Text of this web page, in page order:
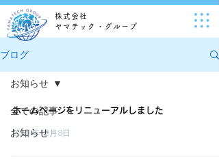
株式会社
ヤマテック・グループ
ブログ
全ての記事
お知らせ
お知らせ
ホームページをリニューアルしました
2021年12月8日